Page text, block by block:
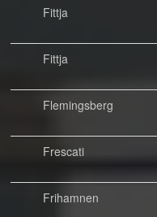
Fittja
Fittja
Flemingsberg
Frescati
Frihamnen